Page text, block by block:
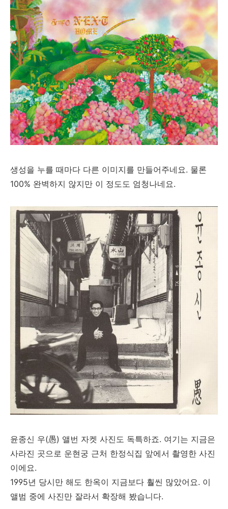
생성을 누를 때마다 다른 이미지를 만들어주네요. 물론
100% 완벽하지 않지만 이 정도도 엄청나네요.
윤종신 우(愚) 앨번 자켓 사진도 독특하죠. 여기는 지금은
사라진 곳으로 운현궁 근처 한정식집 앞에서 촬영한 사진
이에요.
1995년 당시만 해도 한옥이 지금보다 훨씬 많았어요. 이
앨범 중에 사진만 잘라서 확장해 봤습니다.